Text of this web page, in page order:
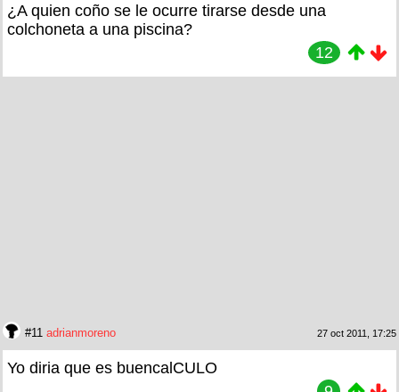
¿A quien coño se le ocurre tirarse desde una
colchoneta a una piscina?
12
#11 adrianmoreno 27 oct 2011, 17:25
Yo diria que es buencalCULO